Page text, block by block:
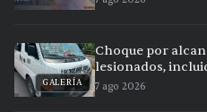
GALERÍA
Choque por
lesionados,
7 ago 2026